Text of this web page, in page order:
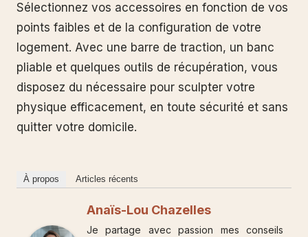
Sélectionnez vos accessoires en fonction de vos
points faibles et de la configuration de votre
logement. Avec une barre de traction, un banc
pliable et quelques outils de récupération, vous
disposez du nécessaire pour sculpter votre
physique efficacement, en toute sécurité et sans
quitter votre domicile.
À propos Articles récents
Anaïs-Lou Chazelles
Je partage avec passion mes conseils